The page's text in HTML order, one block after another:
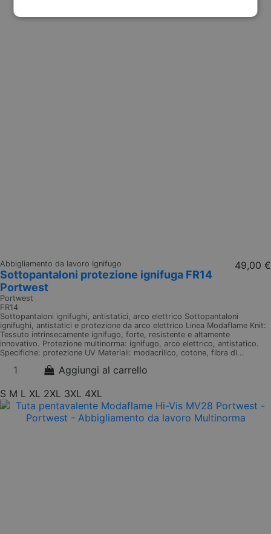
Abbigliamento da lavoro Ignifugo
Sottopantaloni protezione ignifuga FR14
Portwest
Portwest
FR14
49,00 €
Sottopantaloni ignifughi, antistatici, arco elettrico Sottopantaloni
ignifughi, antistatici e protezione da arco elettrico Linea Modaflame Knit:
Tessuto intrinsecamente ignifugo, forte, resistente e altamente
innovativo. Protezione multinorma: ignifugo, arco elettrico, antistatico.
Specifiche: protezione UV Materiali: modacrilico, cotone, fibra di...
Aggiungi al carrello
S M L XL 2XL 3XL 4XL